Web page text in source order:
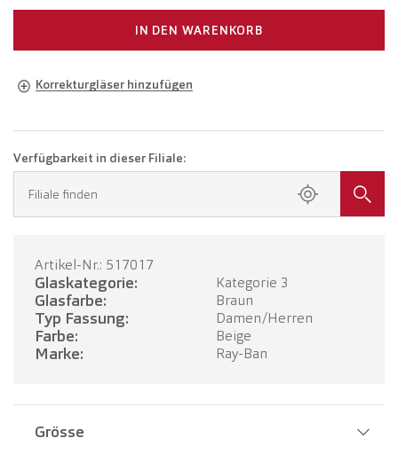
IN DEN WARENKORB
Korrekturgläser hinzufügen
Brille mit Einstärkengläsern
TERMIN BUCHEN
Verfügbarkeit in dieser Filiale:
Filiale finden
Artikel-Nr.: 517017
Glaskategorie: Kategorie 3
Glasfarbe: Braun
Typ Fassung: Damen/Herren
Farbe: Beige
Marke: Ray-Ban
Grösse